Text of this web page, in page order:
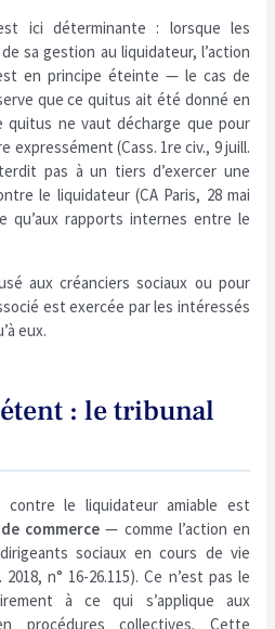
ici déterminante : lorsque les
sa gestion au liquidateur, l’action
en principe éteinte — le cas de
que ce quitus ait été donné en
quitus ne vaut décharge que pour
expressément (Cass. 1re civ., 9 juill.
pas à un tiers d’exercer une
le liquidateur (CA Paris, 28 mai
qu’aux rapports internes entre le
aux créanciers sociaux ou pour
est exercée par les intéressés
eux.
: le tribunal
contre le liquidateur amiable est
commerce — comme l’action en
sociaux en cours de vie
n° 16-26.115). Ce n’est pas le
à ce qui s’applique aux
procédures collectives. Cette